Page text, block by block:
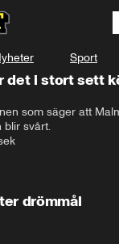
Sport
det i stort sett
som säger att
blir svårt.
drömmål